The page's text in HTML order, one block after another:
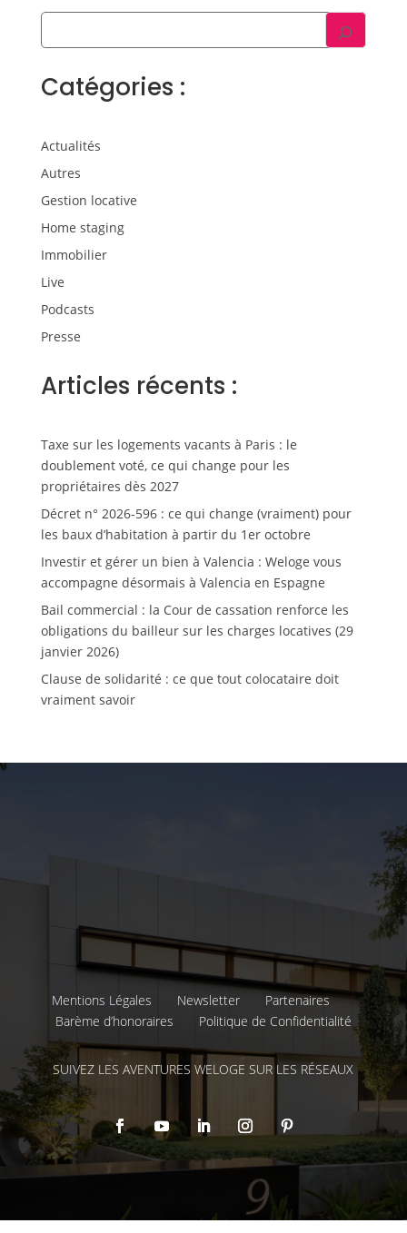
Catégories :
Actualités
Autres
Gestion locative
Home staging
Immobilier
Live
Podcasts
Presse
Articles récents :
Taxe sur les logements vacants à Paris : le
doublement voté, ce qui change pour les
propriétaires dès 2027
Décret n° 2026-596 : ce qui change (vraiment) pour
les baux d’habitation à partir du 1er octobre
Investir et gérer un bien à Valencia : Weloge vous
accompagne désormais à Valencia en Espagne
Bail commercial : la Cour de cassation renforce les
obligations du bailleur sur les charges locatives (29
janvier 2026)
Clause de solidarité : ce que tout colocataire doit
vraiment savoir
Mentions Légales Newsletter
Partenaires
Barème d’honoraires
Politique de Confidentialité
SUIVEZ LES AVENTURES WELOGE SUR LES RÉSEAUX